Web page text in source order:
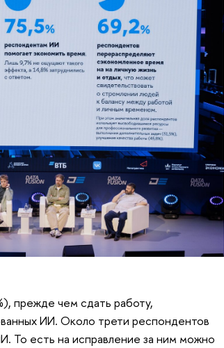
прежде чем сдать работу,
ИИ. Около трети респондентов
То есть на исправление за ним можно